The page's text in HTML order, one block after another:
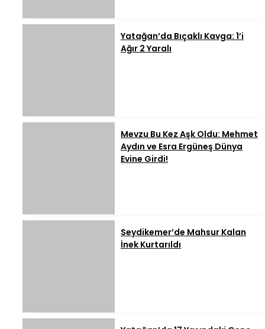
Yatağan’da Bıçaklı Kavga: 1’i
Ağır 2 Yaralı
Mevzu Bu Kez Aşk Oldu: Mehmet
Aydın ve Esra Ergüneş Dünya
Evine Girdi!
Seydikemer’de Mahsur Kalan
İnek Kurtarıldı